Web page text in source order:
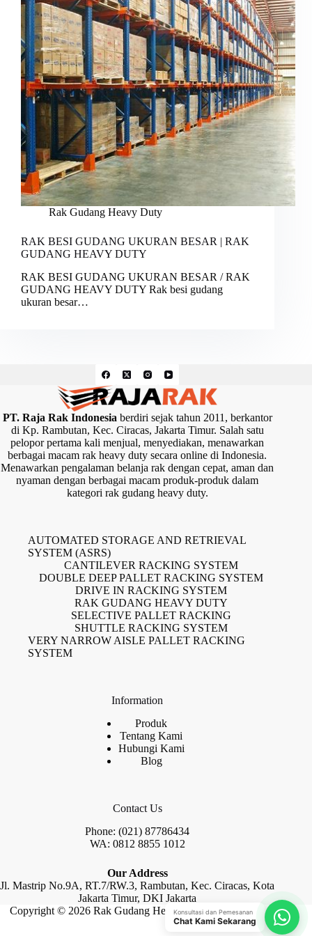
Rak Gudang Heavy Duty
RAK BESI GUDANG UKURAN BESAR | RAK
GUDANG HEAVY DUTY
RAK BESI GUDANG UKURAN BESAR / RAK
GUDANG HEAVY DUTY Rak besi gudang
ukuran besar…
PT. Raja Rak Indonesiaberdiri sejak tahun 2011, berkantor
di Kp. Rambutan, Kec. Ciracas, Jakarta Timur. Salah satu
pelopor pertama kali menjual, menyediakan, menawarkan
berbagai macam rak heavy duty secara online di Indonesia.
Menawarkan pengalaman belanja rak dengan cepat, aman dan
nyaman dengan berbagai macam produk-produk dalam
kategori rak gudang heavy duty.
AUTOMATED STORAGE AND RETRIEVAL
SYSTEM (ASRS)
CANTILEVER RACKING SYSTEM
DOUBLE DEEP PALLET RACKING SYSTEM
DRIVE IN RACKING SYSTEM
RAK GUDANG HEAVY DUTY
SELECTIVE PALLET RACKING
SHUTTLE RACKING SYSTEM
VERY NARROW AISLE PALLET RACKING
SYSTEM
Information
Produk
Tentang Kami
Hubungi Kami
Blog
Contact Us
Phone: (021) 87786434
WA: 0812 8855 1012
Our Address
Jl. Mastrip No.9A, RT.7/RW.3, Rambutan, Kec. Ciracas, Kota
Jakarta Timur, DKI Jakarta
Copyright © 2026 Rak Gudang Heayy Duty by Raja Rak
Konsultasi dan Pemesanan
Chat Kami Sekarang